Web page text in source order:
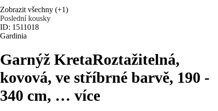
Zobrazit všechny (+1)
Poslední kousky
ID: 1511018
Gardinia
Garnýž KretaRoztažitelná,
kovová, ve stříbrné barvě, 190 -
340 cm, … více